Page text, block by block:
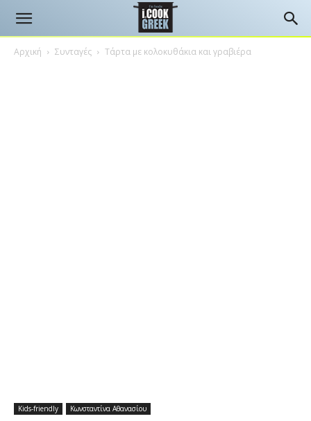
Αρχική Συνταγές Τάρτα με κολοκυθάκια και γραβιέρα
Kids-friendly Κωνσταντίνα Αθανασίου